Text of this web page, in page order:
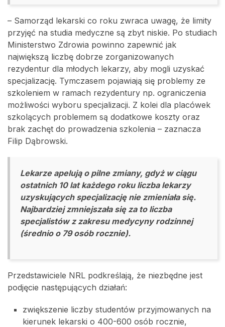
– Samorząd lekarski co roku zwraca uwagę, że limity
przyjęć na studia medyczne są zbyt niskie. Po studiach
Ministerstwo Zdrowia powinno zapewnić jak
największą liczbę dobrze zorganizowanych
rezydentur dla młodych lekarzy, aby mogli uzyskać
specjalizację. Tymczasem pojawiają się problemy ze
szkoleniem w ramach rezydentury np. ograniczenia
możliwości wyboru specjalizacji. Z kolei dla placówek
szkolących problemem są dodatkowe koszty oraz
brak zachęt do prowadzenia szkolenia – zaznacza
Filip Dąbrowski.
Lekarze apelują o pilne zmiany, gdyż w ciągu
ostatnich 10 lat każdego roku liczba lekarzy
uzyskujących specjalizację nie zmieniała się.
Najbardziej zmniejszała się za to liczba
specjalistów z zakresu medycyny rodzinnej
(średnio o 79 osób rocznie).
Przedstawiciele NRL podkreślają, że niezbędne jest
podjęcie następujących działań:
zwiększenie liczby studentów przyjmowanych na
kierunek lekarski o 400-600 osób rocznie,